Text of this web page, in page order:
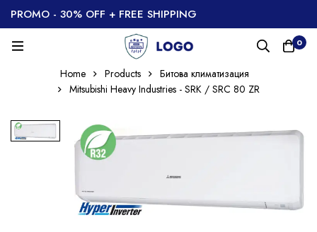
PROMO - 30% OFF + FREE SHIPPING
0
Home Products
Битова климатизация
Mitsubishi Heavy Industries - SRK / SRC 80 ZR